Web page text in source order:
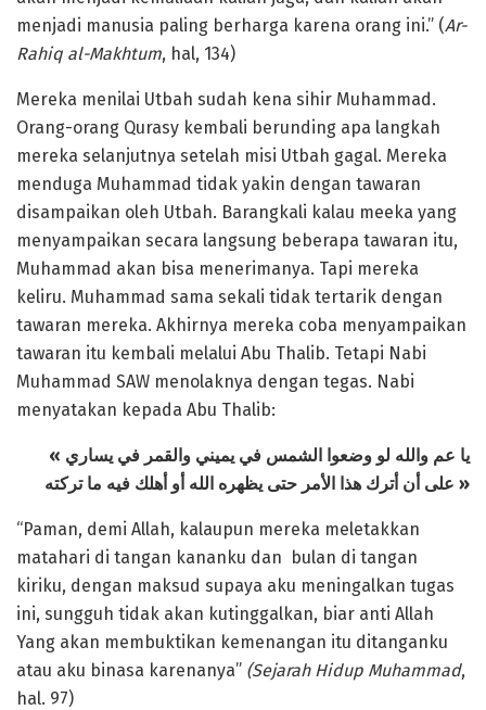
menjadi manusia paling berharga karena orang ini.” (Ar-
Rahiq al-Makhtum, hal, 134)
Mereka menilai Utbah sudah kena sihir Muhammad.
Orang-orang Qurasy kembali berunding apa langkah
mereka selanjutnya setelah misi Utbah gagal. Mereka
menduga Muhammad tidak yakin dengan tawaran
disampaikan oleh Utbah. Barangkali kalau meeka yang
menyampaikan secara langsung beberapa tawaran itu,
Muhammad akan bisa menerimanya. Tapi mereka
keliru. Muhammad sama sekali tidak tertarik dengan
tawaran mereka. Akhirnya mereka coba menyampaikan
tawaran itu kembali melalui Abu Thalib. Tetapi Nabi
Muhammad SAW menolaknya dengan tegas. Nabi
menyatakan kepada Abu Thalib:
« يا عم والله لو وضعوا الشمس في يميني والقمر في يساري
على أن أترك هذا الأمر حتى يظهره الله أو أهلك فيه ما تركته »
“Paman, demi Allah, kalaupun mereka meletakkan
matahari di tangan kananku dan bulan di tangan
kiriku, dengan maksud supaya aku meningalkan tugas
ini, sungguh tidak akan kutinggalkan, biar anti Allah
Yang akan membuktikan kemenangan itu ditanganku
atau aku binasa karenanya” (Sejarah Hidup Muhammad,
hal. 97)